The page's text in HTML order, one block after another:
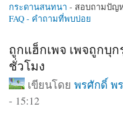
กระดานสนทนา - สอบถามปัญห
FAQ - คำถามที่พบบ่อย
ถูกแฮ็กเพจ เพจถูกบุ
ชั่วโมง
เขียนโดย พรศักดิ์ พ
- 15:12